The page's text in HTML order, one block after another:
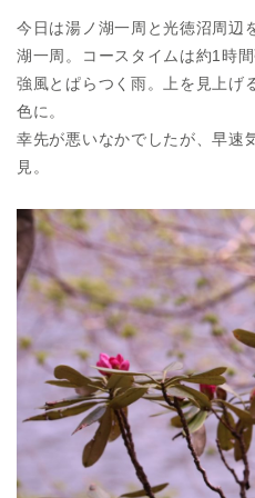
今日は湯ノ湖一周と光徳沼周辺
湖一周。コースタイムは約1時間
強風とぱらつく雨。上を見上げ
色に。
幸先が悪いなかでしたが、早速
見。